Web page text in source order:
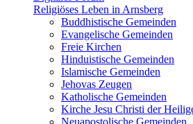
Religiöses Leben in Arnsberg
Buddhistische Gemeinden
Evangelische Gemeinden
Freie Kirchen
Hinduistische Gemeinden
Islamische Gemeinden
Jehovas Zeugen
Katholische Gemeinden
Kirche Jesu Christi der
Neuapostolische Gemeinden